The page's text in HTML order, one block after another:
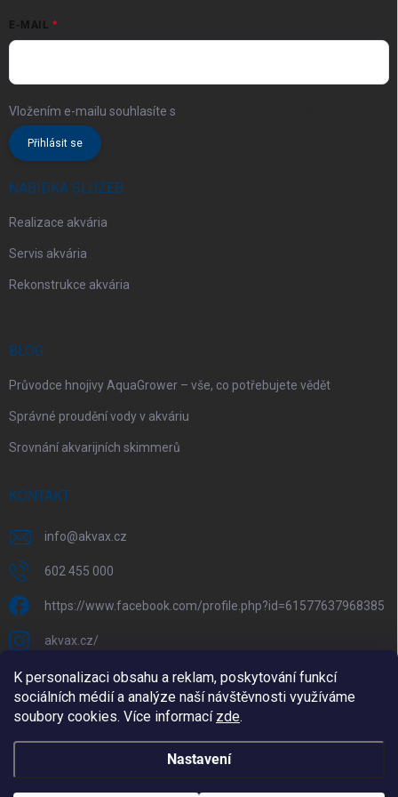
K personalizaci obsahu a reklam, poskytování funkcí
sociálních médií a analýze naší návštěvnosti využíváme
soubory cookies. Více informací zde.
Nastavení
E-MAIL
Vložením e-mailu souhlasíte s
Přihlásit se
NABÍDKA SLUŽEB
Realizace akvária
Servis akvária
Rekonstrukce akvária
BLOG
Průvodce hnojivy AquaGrower – vše, co potřebujete vědět
Správné proudění vody v akváriu
Srovnání akvarijních skimmerů
KONTAKT
info@akvax.cz
602 455 000
https://www.facebook.com/profile.php?id=61577637968385
akvax.cz/
602 455 000
@akvax_cz